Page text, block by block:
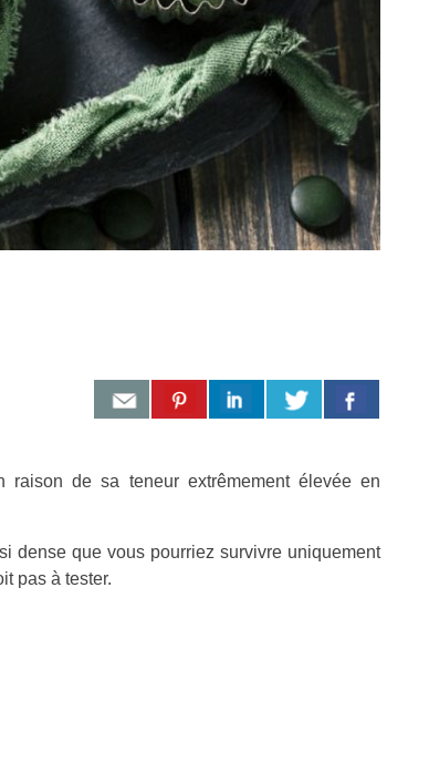
raison de sa teneur extrêmement élevée en
dense que vous pourriez survivre uniquement
pas à tester.